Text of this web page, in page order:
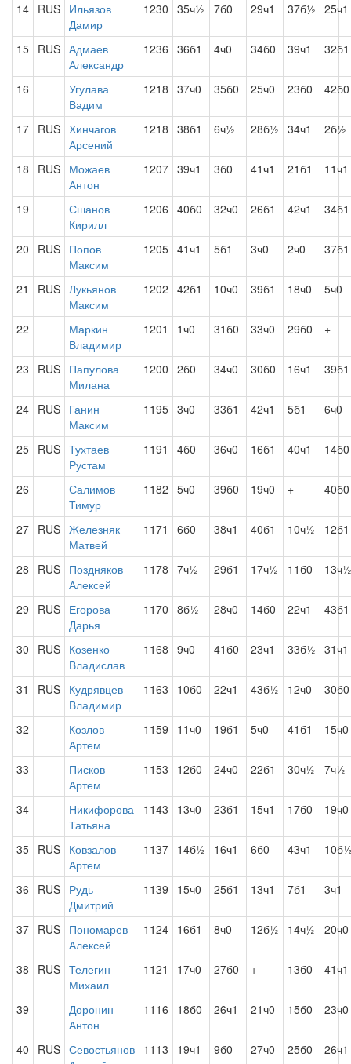
14 RUS Ильязов
Дамир
1230 35ч½ 7б0 29ч1 37б½ 25ч1
15 RUS Адмаев
Александр
1236 36б1 4ч0 34б0 39ч1 32б1
16
Угулава
Вадим
1218 37ч0 35б0 25ч0 23б0 42б0
17 RUS Хинчагов
Арсений
1218 38б1 6ч½ 28б½ 34ч1 2б½
18 RUS Можаев
Антон
1207 39ч1 3б0 41ч1 21б1 11ч1
19
Сшанов
Кирилл
1206 40б0 32ч0 26б1 42ч1 34б1
20 RUS Попов
Максим
1205 41ч1 5б1 3ч0 2ч0 37б1
21 RUS Лукьянов
Максим
1202 42б1 10ч0 39б1 18ч0 5ч0
22
Маркин
Владимир
1201 1ч0 31б0 33ч0 29б0 +
23 RUS Папулова
Милана
1200 2б0 34ч0 30б0 16ч1 39б1
24 RUS Ганин
Максим
1195 3ч0 33б1 42ч1 5б1 6ч0
25 RUS Тухтаев
Рустам
1191 4б0 36ч0 16б1 40ч1 14б0
26
Салимов
Тимур
1182 5ч0 39б0 19ч0 + 40б0
27 RUS Железняк
Матвей
1171 6б0 38ч1 40б1 10ч½ 12б1
28 RUS Поздняков
Алексей
1178 7ч½ 29б1 17ч½ 11б0 13ч½
29 RUS Егорова
Дарья
1170 8б½ 28ч0 14б0 22ч1 43б1
30 RUS Козенко
Владислав
1168 9ч0 41б0 23ч1 33б½ 31ч1
31 RUS Кудрявцев
Владимир
1163 10б0 22ч1 43б½ 12ч0 30б0
32
Козлов
Артем
1159 11ч0 19б1 5ч0 41б1 15ч0
33
Писков
Артем
1153 12б0 24ч0 22б1 30ч½ 7ч½
34
Никифорова
Татьяна
1143 13ч0 23б1 15ч1 17б0 19ч0
35 RUS Ковзалов
Артем
1137 14б½ 16ч1 6б0 43ч1
36 RUS Рудь
Дмитрий
1139 15ч0 25б1 13ч1 7б1 3ч1
37 RUS Пономарев
Алексей
1124 16б1 8ч0 12б½ 14ч½ 20ч0
38 RUS Телегин
Михаил
1121 17ч0 27б0 + 13б0 41ч1
39
Доронин
Антон
1116 18б0 26ч1 21ч0 15б0 23ч0
40 RUS Севостьянов 1113 19ч1 9б0 27ч0 25б0 26ч1